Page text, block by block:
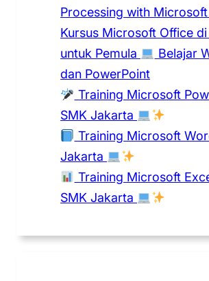
Processing with
Kursus Microsoft Office
untuk Pemula
Belajar
dan PowerPoint
Training Microsoft
SMK Jakarta
Training Microsoft
Jakarta
Training Microsoft
SMK Jakarta